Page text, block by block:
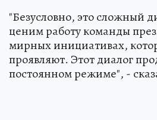
"Безусловно, это сложный
ценим работу команды
мирных инициативах,
проявляют. Этот диалог
постоянном режиме", -